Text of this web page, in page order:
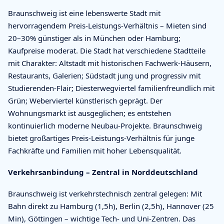
Braunschweig ist eine lebenswerte Stadt mit
hervorragendem Preis-Leistungs-Verhältnis – Mieten sind
20–30% günstiger als in München oder Hamburg;
Kaufpreise moderat. Die Stadt hat verschiedene Stadtteile
mit Charakter: Altstadt mit historischen Fachwerk-Häusern,
Restaurants, Galerien; Südstadt jung und progressiv mit
Studierenden-Flair; Diesterwegviertel familienfreundlich mit
Grün; Weberviertel künstlerisch geprägt. Der
Wohnungsmarkt ist ausgeglichen; es entstehen
kontinuierlich moderne Neubau-Projekte. Braunschweig
bietet großartiges Preis-Leistungs-Verhältnis für junge
Fachkräfte und Familien mit hoher Lebensqualität.
Verkehrsanbindung – Zentral in Norddeutschland
Braunschweig ist verkehrstechnisch zentral gelegen: Mit
Bahn direkt zu Hamburg (1,5h), Berlin (2,5h), Hannover (25
Min), Göttingen – wichtige Tech- und Uni-Zentren. Das